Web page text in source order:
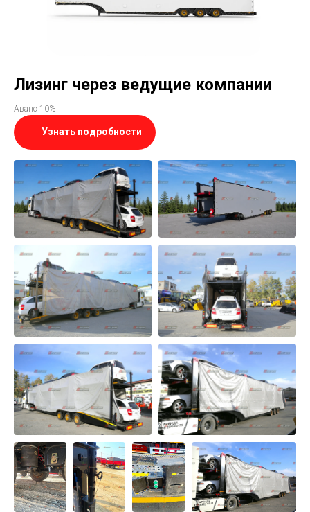
Лизинг через ведущие компании
Аванс 10%
Узнать подробности